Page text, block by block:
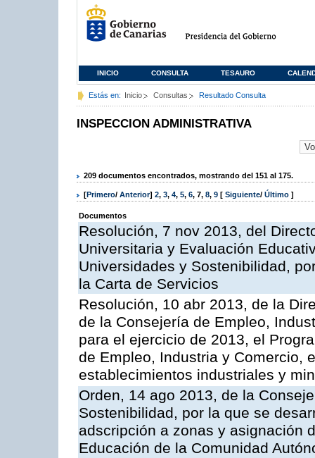
INICIO CONSULTA TESAURO
Estás en: Inicio Consultas Resultado Consulta
INSPECCION ADMINISTRATIVA
209 documentos encontrados, mostrando del 151 al 175.
[Primero/ Anterior] 2, 3, 4, 5, 6, 7, 8, 9 [ Siguiente/ Último ]
Documentos
Resolución, 7 nov 2013, del
Universitaria y Evaluación
Universidades y Sostenibilidad,
la Carta de Servicios
Resolución, 10 abr 2013, de la
de la Consejería de Empleo,
para el ejercicio de 2013, el
de Empleo, Industria y Comercio,
establecimientos industriales y
Orden, 14 ago 2013, de la
Sostenibilidad, por la que se
adscripción a zonas y asignación
Educación de la Comunidad